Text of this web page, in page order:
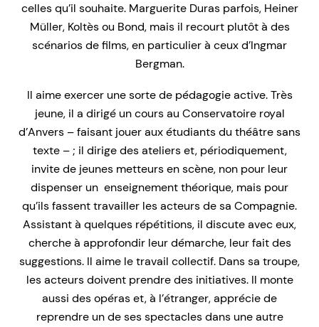
celles qu’il souhaite. Marguerite Duras parfois, Heiner
Müller, Koltès ou Bond, mais il recourt plutôt à des
scénarios de films, en particulier à ceux d’Ingmar
Bergman.
Il aime exercer une sorte de pédagogie active. Très
jeune, il a dirigé un cours au Conservatoire royal
d’Anvers – faisant jouer aux étudiants du théâtre sans
texte – ; il dirige des ateliers et, périodiquement,
invite de jeunes metteurs en scène, non pour leur
dispenser un enseignement théorique, mais pour
qu’ils fassent travailler les acteurs de sa Compagnie.
Assistant à quelques répétitions, il discute avec eux,
cherche à approfondir leur démarche, leur fait des
suggestions. Il aime le travail collectif. Dans sa troupe,
les acteurs doivent prendre des initiatives. Il monte
aussi des opéras et, à l’étranger, apprécie de
reprendre un de ses spectacles dans une autre